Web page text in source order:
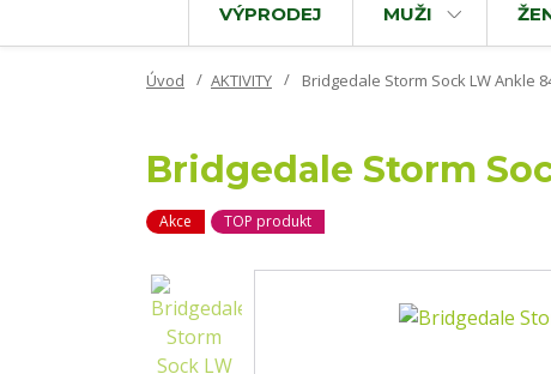
VÝPRODEJ MUŽI
Úvod AKTIVITY Bridgedale Storm Sock LW Ankle
Bridgedale Storm
Akce TOP produkt